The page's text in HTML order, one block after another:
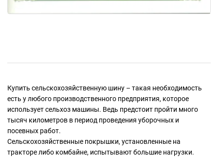
Купить сельскохозяйственную шину – такая необходимость
есть у любого производственного предприятия, которое
использует сельхоз машины. Ведь предстоит пройти много
тысяч километров в период проведения уборочных и
посевных работ.
Сельскохозяйственные покрышки, установленные на
тракторе либо комбайне, испытывают большие нагрузки.